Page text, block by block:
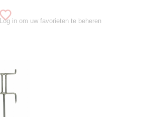
Log in om uw favorieten te beheren